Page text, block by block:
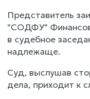
Представитель
"СОДФУ"
в судебное
надлежаще.
Суд, выслушав
дела, приходит к